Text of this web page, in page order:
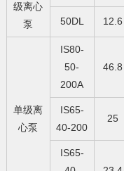
级离心
泵
50DL 12.6
单级离
心泵
IS80-
50-
200A
46.8
IS65-
40-200
25
IS65-